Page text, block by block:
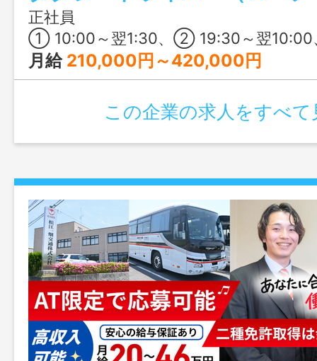
正社員
① 10:00～翌1:30、② 19:30～翌10:00、③ 7:30～
月給 210,000円～420,000円
この企業の求人をすべて